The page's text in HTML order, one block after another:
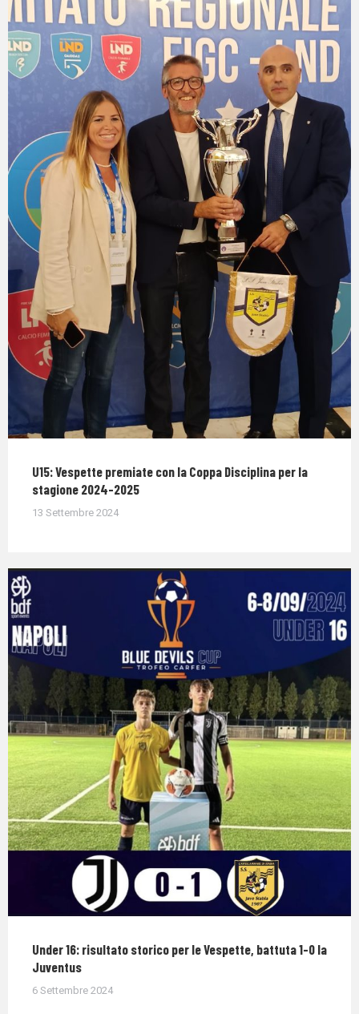
U15: Vespette premiate con la Coppa Disciplina per la
stagione 2024-2025
13 Settembre 2024
Under 16: risultato storico per le Vespette, battuta 1-0 la
Juventus
6 Settembre 2024